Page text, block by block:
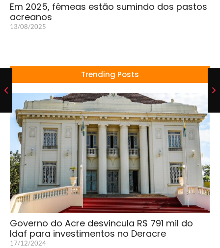
Em 2025, fêmeas estão sumindo dos pastos
acreanos
13/08/2025
Trending Posts
Governo do Acre desvincula R$ 791 mil do
Idaf para investimentos no Deracre
17/12/2024